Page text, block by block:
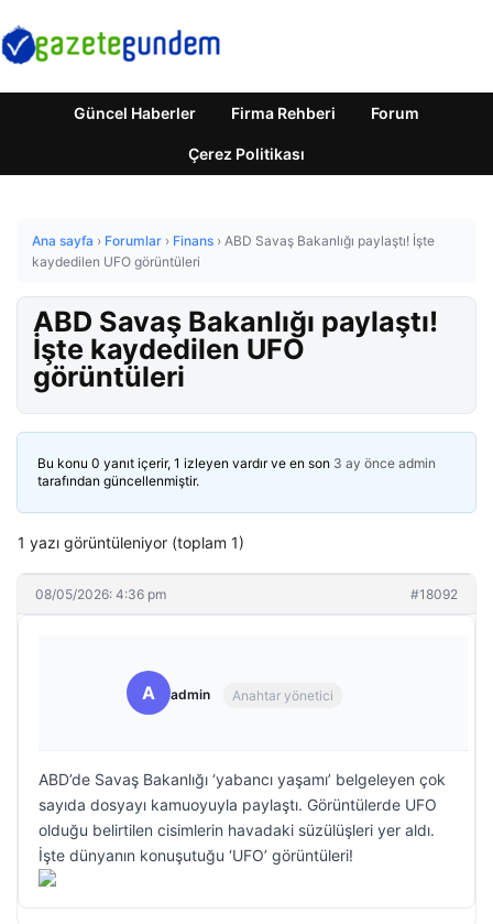
Güncel Haberler Firma Rehberi Forum
Çerez Politikası
Ana sayfa › Forumlar › Finans › ABD Savaş Bakanlığı paylaştı! İşte
kaydedilen UFO görüntüleri
ABD Savaş Bakanlığı paylaştı!
İşte kaydedilen UFO
görüntüleri
Bu konu 0 yanıt içerir, 1 izleyen vardır ve en son 3 ay önce admin
tarafından güncellenmiştir.
1 yazı görüntüleniyor (toplam 1)
08/05/2026: 4:36 pm #18092
A admin Anahtar yönetici
ABD’de Savaş Bakanlığı ‘yabancı yaşamı’ belgeleyen çok
sayıda dosyayı kamuoyuyla paylaştı. Görüntülerde UFO
olduğu belirtilen cisimlerin havadaki süzülüşleri yer aldı.
İşte dünyanın konuşutuğu ‘UFO’ görüntüleri!